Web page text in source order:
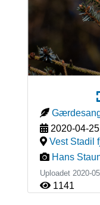
2020-04-25
Vest Stadil
Hans
Uploadet 2020-
1141